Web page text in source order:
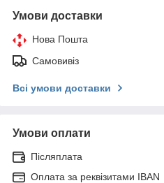
Умови доставки
Нова Пошта
Самовивіз
Всі умови доставки
Умови оплати
Післяплата
Оплата за реквізитами IBAN